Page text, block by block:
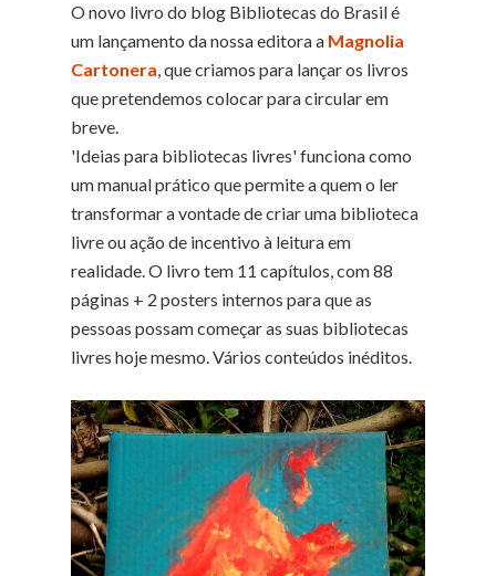
O novo livro do blog Bibliotecas do Brasil é
um lançamento da nossa editora a Magnolia
Cartonera, que criamos para lançar os livros
que pretendemos colocar para circular em
breve.
'Ideias para bibliotecas livres' funciona como
um manual prático que permite a quem o ler
transformar a vontade de criar uma biblioteca
livre ou ação de incentivo à leitura em
realidade. O livro tem 11 capítulos, com 88
páginas + 2 posters internos para que as
pessoas possam começar as suas bibliotecas
livres hoje mesmo. Vários conteúdos inéditos.